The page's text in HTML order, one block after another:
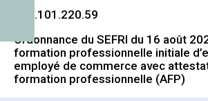
412.101.220.59
Ordonnance du SEFRI du 16 août
formation professionnelle initiale
employé de commerce avec
formation professionnelle (AFP)